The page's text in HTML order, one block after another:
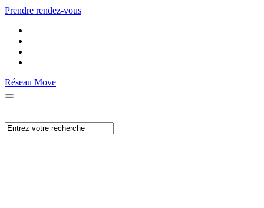
Prendre rendez-vous
Réseau Move